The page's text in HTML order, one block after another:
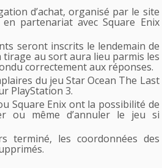
d’achat, organisé par le site
en partenariat avec Square Enix
seront inscrits le lendemain de
tirage au sort aura lieu parmis les
correctement aux réponses.
du jeu Star Ocean The Last
PlayStation 3.
Square Enix ont la possibilité de
ou même d’annuler le jeu si
terminé, les coordonnées des